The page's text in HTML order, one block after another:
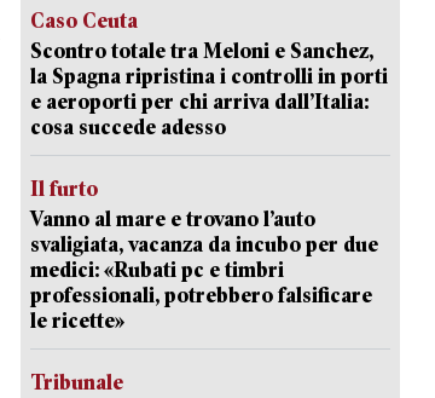
Caso Ceuta
Scontro totale tra Meloni e Sanchez,
la Spagna ripristina i controlli in porti
e aeroporti per chi arriva dall’Italia:
cosa succede adesso
Il furto
Vanno al mare e trovano l’auto
svaligiata, vacanza da incubo per due
medici: «Rubati pc e timbri
professionali, potrebbero falsificare
le ricette»
Tribunale